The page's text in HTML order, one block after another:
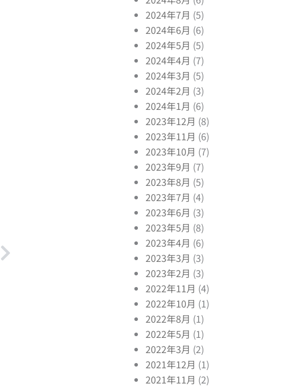
Next
2024年7月 (5)
2024年6月 (6)
2024年5月 (5)
2024年4月 (7)
2024年3月 (5)
2024年2月 (3)
2024年1月 (6)
2023年12月 (8)
2023年11月 (6)
2023年10月 (7)
2023年9月 (7)
2023年8月 (5)
2023年7月 (4)
2023年6月 (3)
2023年5月 (8)
2023年4月 (6)
2023年3月 (3)
2023年2月 (3)
2022年11月 (4)
2022年10月 (1)
2022年8月 (1)
2022年5月 (1)
2022年3月 (2)
2021年12月 (1)
2021年11月 (2)